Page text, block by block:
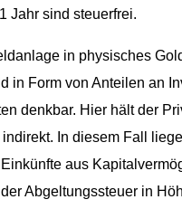
Jahr sind steuerfrei.
in physis­ches
in Form von Anteilen an
denkbar. Hier hält der
In diesem Fall
aus
Abgel­tungss­teuer in